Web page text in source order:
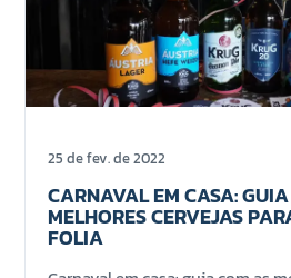
25 de fev. de 2022
CARNAVAL EM CASA:
MELHORES CERVEJAS
FOLIA